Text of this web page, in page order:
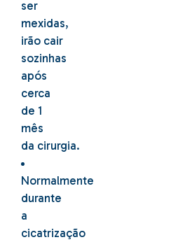
ser
mexidas,
irão cair
sozinhas
após
cerca
de 1
mês
da cirurgia.
Normalmente
durante
a
cicatrização